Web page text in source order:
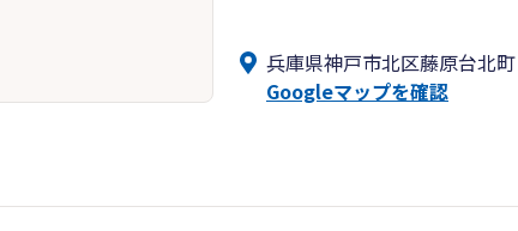
みなさまが思い描く将来へと
兵庫県神戸市北区藤原台北
Googleマップを確認